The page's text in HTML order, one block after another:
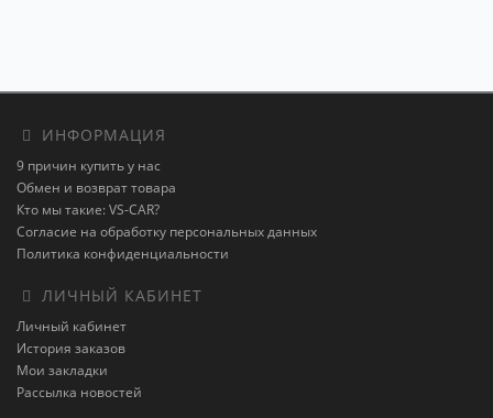
ИНФОРМАЦИЯ
9 причин купить у нас
Обмен и возврат товара
Кто мы такие: VS-CAR?
Согласие на обработку персональных данных
Политика конфиденциальности
ЛИЧНЫЙ КАБИНЕТ
Личный кабинет
История заказов
Мои закладки
Рассылка новостей